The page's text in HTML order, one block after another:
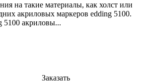
на такие материалы, как холст или
акриловых маркеров edding 5100.
5100 акриловы...
Заказать